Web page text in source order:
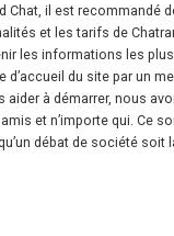
Chat, il est recommandé
et les tarifs de
les informations les plus
du site par un
aider à démarrer, nous
et n’importe qui. Ce
débat de société soit